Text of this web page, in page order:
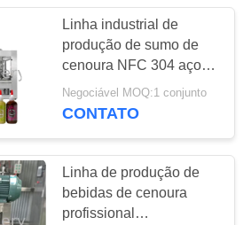
da
Linha industrial de
produção de sumo de
cenoura NFC 304 aço
inoxidável
Negociável MOQ:1 conjunto
CONTATO
Linha de produção de
bebidas de cenoura
profissional